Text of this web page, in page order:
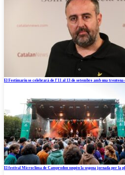
El Festimariu se celebrarà de l’11 al 13 de setembre amb una trentena
El festival Microclima de Camprodon suspèn la segona jornada per la